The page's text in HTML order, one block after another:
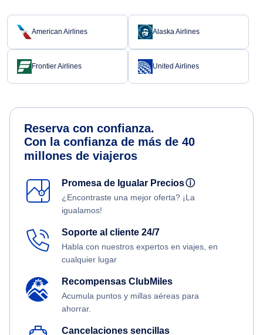
American Airlines Alaska Airlines
Frontier Airlines United Airlines
Reserva con confianza.
Con la confianza de más de 40
millones de viajeros
Promesa de Igualar Preciosⓘ
¿Encontraste una mejor oferta? ¡La
igualamos!
Soporte al cliente 24/7
Habla con nuestros expertos en viajes, en
cualquier lugar
Recompensas ClubMiles
Acumula puntos y millas aéreas para
ahorrar.
Cancelaciones sencillas